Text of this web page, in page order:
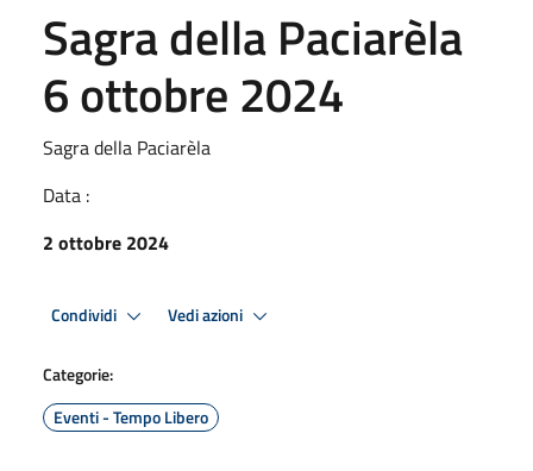
Sagra della Paciarèla
6 ottobre 2024
Sagra della Paciarèla
Data :
2 ottobre 2024
Condividi Vedi azioni
Categorie:
Eventi - Tempo Libero